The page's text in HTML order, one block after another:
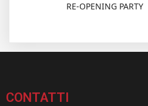
RE-OPENING PARTY
CONTATTI